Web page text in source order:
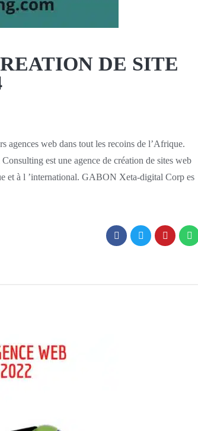
DE SITE
agences web dans tout les recoins de l’Afrique.
est une agence de création de sites web
et à l ’international. GABON Xeta-digital Corp es